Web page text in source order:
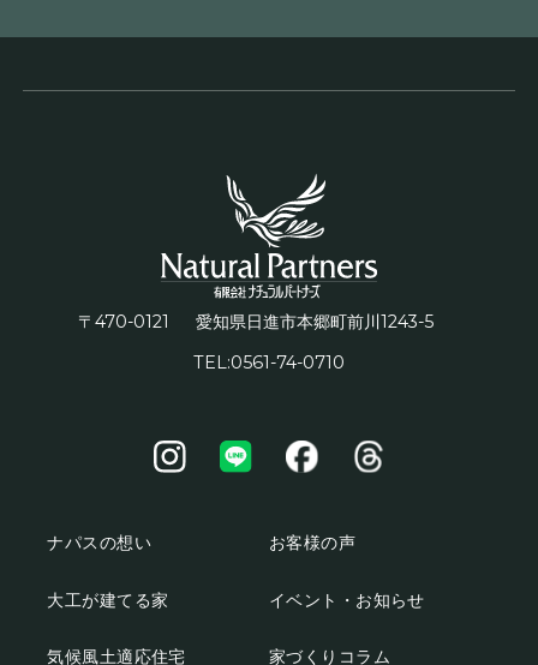
〒470-0121 愛知県日進市本郷町前川1243-5
TEL:0561-74-0710
ナパスの想い
大工が建てる家
気候風土適応住宅
お客様の声
イベント・お知らせ
家づくりコラム